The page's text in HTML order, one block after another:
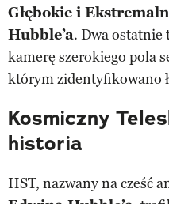
Głębokie i
Hubble’a. Dwa ostatnie
kamerę szerokiego pola
którym zidentyfikowano
Kosmiczny
historia
HST, nazwany na cześć